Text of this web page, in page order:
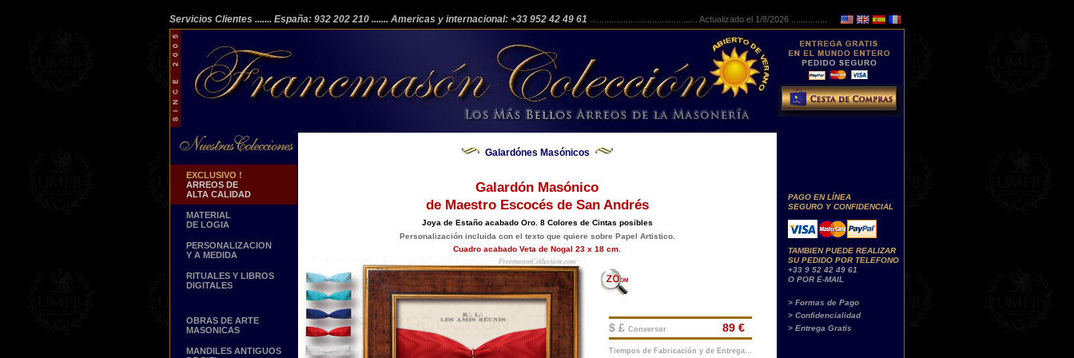
Servicios Clientes ....... España: 932 202 210 ....... Americas y internacional: +33 952 42 49 61 Actualizado el 1/8/2026 ...............
EXCLUSIVO !
ARREOS DE
ALTA CALIDAD
MATERIAL
DE LOGIA
PERSONALIZACION
Y A MEDIDA
RITUALES Y LIBROS
DIGITALES
OBRAS DE ARTE
MASONICAS
MANDILES ANTIGUOS
Galardónes Masónicos
Galardón Masónico
de Maestro Escocés de San Andrés
Joya de Estaño acabado Oro. 8 Colores de Cintas posibles
Personalización incluida con el texto que quiere sobre Papel Artistico.
Cuadro acabado Veta de Nogal 23 x 18 cm.
$ £ Conversor
Tiempos de Fabricación y de Entrega...
89 €
PAGO EN LÍNEA
SEGURO Y CONFIDENCIAL
TAMBIEN PUEDE REALIZAR
SU PEDIDO POR TELEFONO
+33 9 52 42 49 61
O POR E-MAIL
> Formas de Pago
> Confidencialidad
> Entrega Gratis